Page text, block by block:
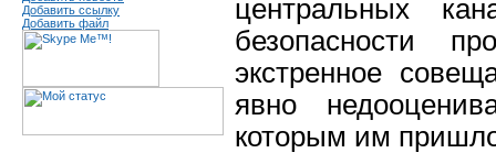
Добавить ссылку
Добавить файл
центральных
безопасности
экстренное
явно
которым им